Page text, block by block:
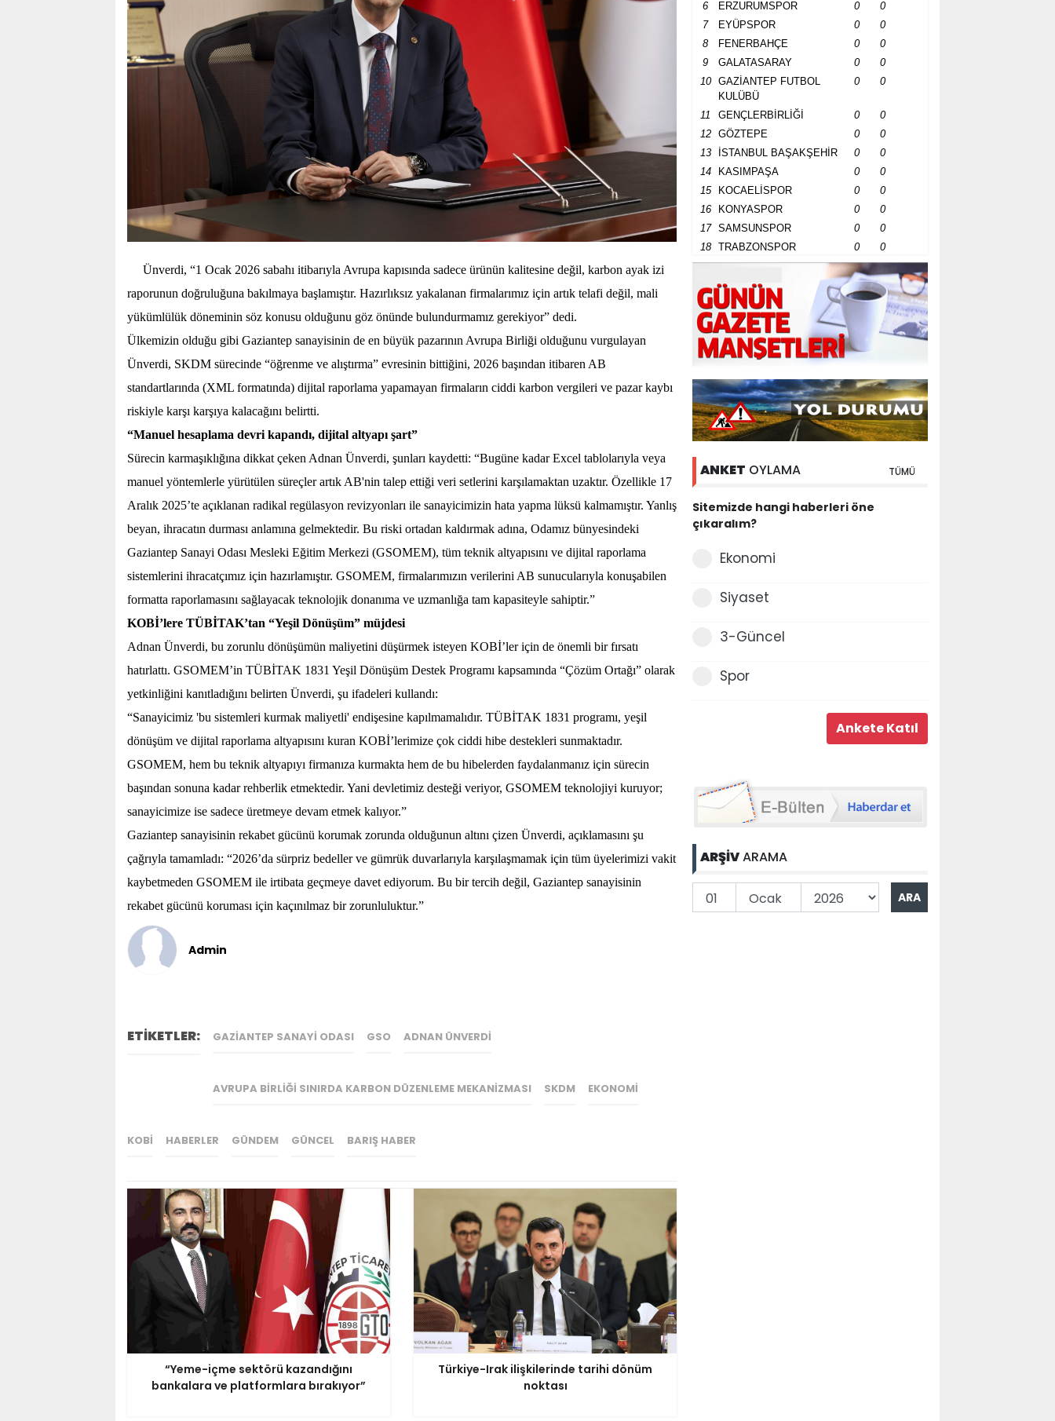
Ünverdi, “1 Ocak 2026 sabahı itibarıyla Avrupa kapısında sadece ürünün kalitesine değil, karbon ayak izi
raporunun doğruluğuna bakılmaya başlamıştır. Hazırlıksız yakalanan firmalarımız için artık telafi değil, mali
yükümlülük döneminin söz konusu olduğunu göz önünde bulundurmamız gerekiyor” dedi.
Ülkemizin olduğu gibi Gaziantep sanayisinin de en büyük pazarının Avrupa Birliği olduğunu vurgulayan
Ünverdi, SKDM sürecinde “öğrenme ve alıştırma” evresinin bittiğini, 2026 başından itibaren AB
standartlarında (XML formatında) dijital raporlama yapamayan firmaların ciddi karbon vergileri ve pazar kaybı
riskiyle karşı karşıya kalacağını belirtti.
“Manuel hesaplama devri kapandı, dijital altyapı şart”
Sürecin karmaşıklığına dikkat çeken Adnan Ünverdi, şunları kaydetti: “Bugüne kadar Excel tablolarıyla veya
manuel yöntemlerle yürütülen süreçler artık AB'nin talep ettiği veri setlerini karşılamaktan uzaktır. Özellikle 17
Aralık 2025’te açıklanan radikal regülasyon revizyonları ile sanayicimizin hata yapma lüksü kalmamıştır. Yanlış
beyan, ihracatın durması anlamına gelmektedir. Bu riski ortadan kaldırmak adına, Odamız bünyesindeki
Gaziantep Sanayi Odası Mesleki Eğitim Merkezi (GSOMEM), tüm teknik altyapısını ve dijital raporlama
sistemlerini ihracatçımız için hazırlamıştır. GSOMEM, firmalarımızın verilerini AB sunucularıyla konuşabilen
formatta raporlamasını sağlayacak teknolojik donanıma ve uzmanlığa tam kapasiteyle sahiptir.”
KOBİ’lere TÜBİTAK’tan “Yeşil Dönüşüm” müjdesi
Adnan Ünverdi, bu zorunlu dönüşümün maliyetini düşürmek isteyen KOBİ’ler için de önemli bir fırsatı
hatırlattı. GSOMEM’in TÜBİTAK 1831 Yeşil Dönüşüm Destek Programı kapsamında “Çözüm Ortağı” olarak
yetkinliğini kanıtladığını belirten Ünverdi, şu ifadeleri kullandı:
“Sanayicimiz 'bu sistemleri kurmak maliyetli' endişesine kapılmamalıdır. TÜBİTAK 1831 programı, yeşil
dönüşüm ve dijital raporlama altyapısını kuran KOBİ’lerimize çok ciddi hibe destekleri sunmaktadır.
GSOMEM, hem bu teknik altyapıyı firmanıza kurmakta hem de bu hibelerden faydalanmanız için sürecin
başından sonuna kadar rehberlik etmektedir. Yani devletimiz desteği veriyor, GSOMEM teknolojiyi kuruyor;
sanayicimize ise sadece üretmeye devam etmek kalıyor.”
Gaziantep sanayisinin rekabet gücünü korumak zorunda olduğunun altını çizen Ünverdi, açıklamasını şu
çağrıyla tamamladı: “2026’da sürpriz bedeller ve gümrük duvarlarıyla karşılaşmamak için tüm üyelerimizi vakit
kaybetmeden GSOMEM ile irtibata geçmeye davet ediyorum. Bu bir tercih değil, Gaziantep sanayisinin
rekabet gücünü koruması için kaçınılmaz bir zorunluluktur.”
Admin
ETİKETLER: GAZIANTEP SANAYI ODASI GSO ADNAN ÜNVERDI
AVRUPA BIRLIĞI SINIRDA KARBON DÜZENLEME MEKANIZMASI SKDM EKONOMI
KOBİ HABERLER GÜNDEM GÜNCEL BARIŞ HABER
“Yeme-içme sektörü kazandığını
bankalara ve platformlara bırakıyor”
Türkiye-Irak ilişkilerinde tarihi dönüm
noktası
6
ERZURUMSPOR 0
0
7
EYÜPSPOR 0
0
8
FENERBAHÇE 0
0
9
GALATASARAY 0
0
10
GAZİANTEP FUTBOL
KULÜBÜ
0 0
11 GENÇLERBİRLİĞİ 0
0
12
GÖZTEPE 0
0
13
İSTANBUL BAŞAKŞEHİR 0
0
14
KASIMPAŞA 0
0
15
KOCAELİSPOR 0
0
16
KONYASPOR 0
0
17
SAMSUNSPOR 0
0
18
TRABZONSPOR 0 0
ANKET OYLAMA TÜMÜ
Sitemizde hangi haberleri öne
çıkaralım?
Ekonomi
Siyaset
3-Güncel
Spor
ARŞİVARAMA